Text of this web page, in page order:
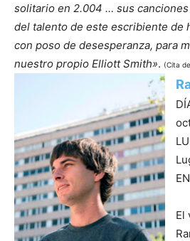
solitario en 2.004 … sus
del talento de este escribiente de
con poso de desesperanza, para
nuestro propio Elliott Smith». (Cita
El